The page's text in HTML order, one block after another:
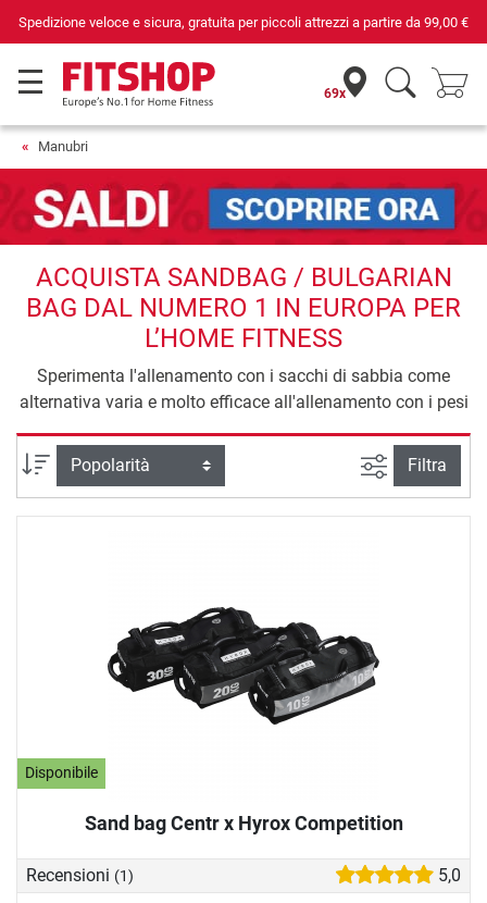
Spedizione veloce e sicura, gratuita per piccoli attrezzi a partire da 99,00 €
69x
Manubri
ACQUISTA SANDBAG / BULGARIAN
BAG DAL NUMERO 1 IN EUROPA PER
L’HOME FITNESS
Sperimenta l'allenamento con i sacchi di sabbia come
alternativa varia e molto efficace all'allenamento con i pesi
Ordina per Ricerca
Filtra
Disponibile
Sand bag Centr x Hyrox Competition
Recensioni (1) 5,0